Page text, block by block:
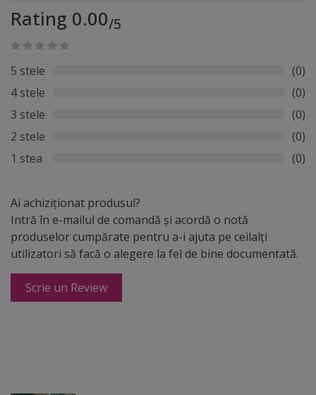
Rating 0.00/5
5 stele
(0)
4 stele
(0)
3 stele
(0)
2 stele
(0)
1 stea
(0)
Ai achiziționat produsul?
Intră în e-mailul de comandă și acordă o notă
produselor cumpărate pentru a-i ajuta pe ceilalți
utilizatori să facă o alegere la fel de bine documentată.
Scrie un Review